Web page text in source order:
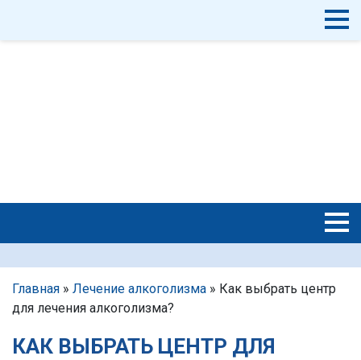
Главная » Лечение алкоголизма » Как выбрать центр
для лечения алкоголизма?
КАК ВЫБРАТЬ ЦЕНТР ДЛЯ